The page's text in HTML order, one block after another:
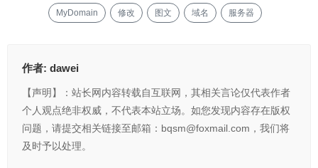
MyDomain 修改 图文 域名 服务器
作者: dawei
【声明】：站长网内容转载自互联网，其相关言论仅代表作者
个人观点绝非权威，不代表本站立场。如您发现内容存在版权
问题，请提交相关链接至邮箱：bqsm@foxmail.com，我们将
及时予以处理。